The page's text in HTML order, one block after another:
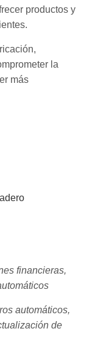
productos y
la
más
financieras,
automáticos,
de